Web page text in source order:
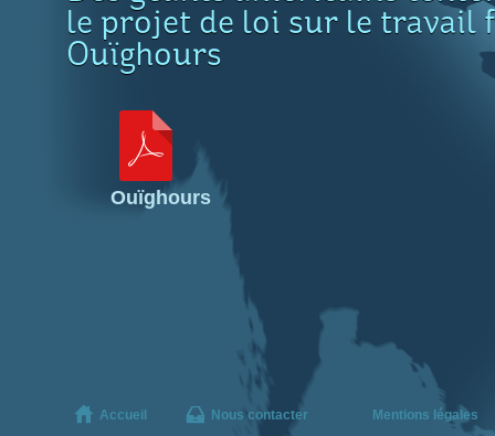
le projet de loi sur le travail
Ouïghours
Ouïghours
Accueil Nous contacter Mentions légales